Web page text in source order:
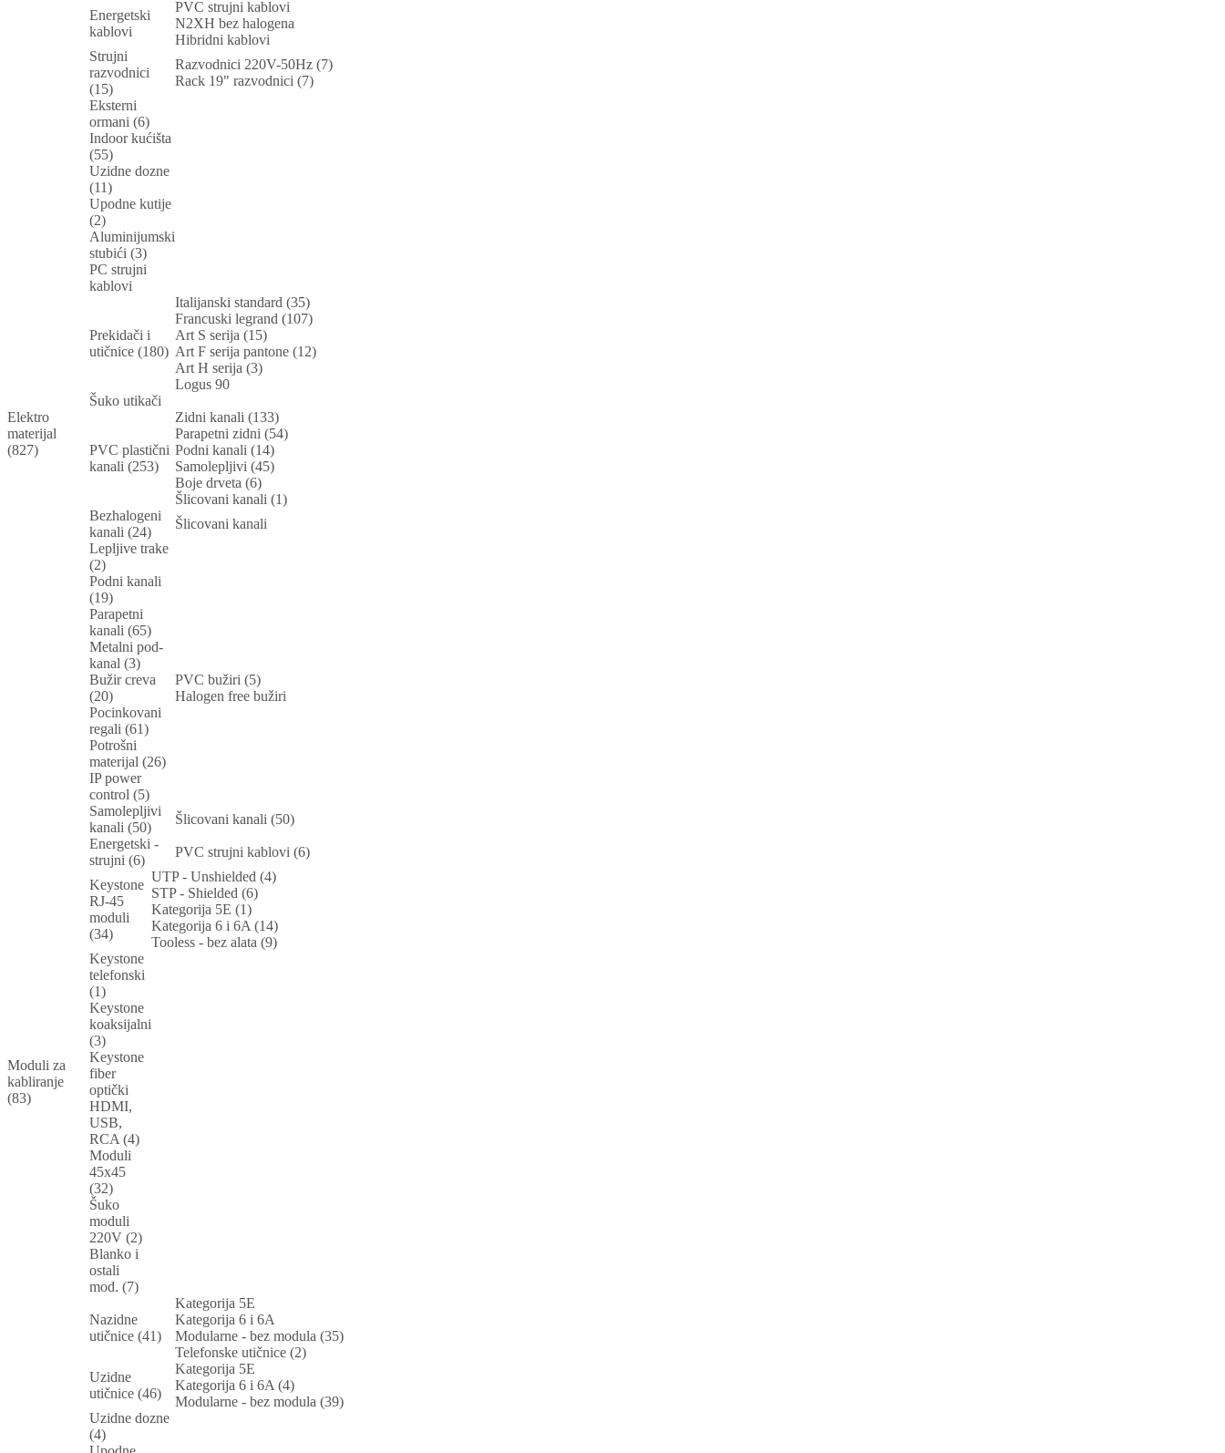
Elektro
materijal
(827)
Energetski
kablovi
PVC strujni kablovi
N2XH bez halogena
Hibridni kablovi
Strujni
razvodnici
(15)
Razvodnici 220V-50Hz (7)
Rack 19" razvodnici (7)
Eksterni
ormani (6)
Indoor kućišta
(55)
Uzidne dozne
(11)
Upodne kutije
(2)
Aluminijumski
stubići (3)
PC strujni
kablovi
Prekidači i
utičnice (180)
Italijanski standard (35)
Francuski legrand (107)
Art S serija (15)
Art F serija pantone (12)
Art H serija (3)
Logus 90
Šuko utikači
PVC plastični
kanali (253)
Zidni kanali (133)
Parapetni zidni (54)
Podni kanali (14)
Samolepljivi (45)
Boje drveta (6)
Šlicovani kanali (1)
Bezhalogeni
kanali (24)
Šlicovani kanali
Lepljive trake
(2)
Podni kanali
(19)
Parapetni
kanali (65)
Metalni pod-
kanal (3)
Bužir creva
(20)
PVC bužiri (5)
Halogen free bužiri
Pocinkovani
regali (61)
Potrošni
materijal (26)
IP power
control (5)
Samolepljivi
kanali (50)
Šlicovani kanali (50)
Energetski -
strujni (6)
PVC strujni kablovi (6)
Moduli za
kabliranje
(83)
Keystone
RJ-45
moduli
(34)
UTP - Unshielded (4)
STP - Shielded (6)
Kategorija 5E (1)
Kategorija 6 i 6A (14)
Tooless - bez alata (9)
Keystone
telefonski
(1)
Keystone
koaksijalni
(3)
Keystone
fiber
optički
HDMI,
USB,
RCA (4)
Moduli
45x45
(32)
Šuko
moduli
220V (2)
Blanko i
ostali
mod. (7)
Nazidne
utičnice (41)
Kategorija 5E
Kategorija 6 i 6A
Modularne - bez modula (35)
Telefonske utičnice (2)
Uzidne
utičnice (46)
Kategorija 5E
Kategorija 6 i 6A (4)
Modularne - bez modula (39)
Uzidne dozne
(4)